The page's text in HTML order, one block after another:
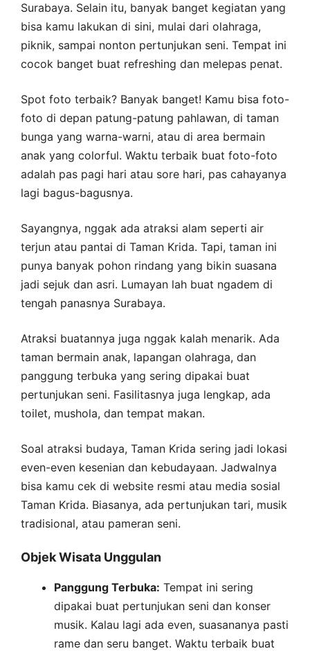
Surabaya. Selain itu, banyak banget kegiatan yang
bisa kamu lakukan di sini, mulai dari olahraga,
piknik, sampai nonton pertunjukan seni. Tempat ini
cocok banget buat refreshing dan melepas penat.
Spot foto terbaik? Banyak banget! Kamu bisa foto-
foto di depan patung-patung pahlawan, di taman
bunga yang warna-warni, atau di area bermain
anak yang colorful. Waktu terbaik buat foto-foto
adalah pas pagi hari atau sore hari, pas cahayanya
lagi bagus-bagusnya.
Sayangnya, nggak ada atraksi alam seperti air
terjun atau pantai di Taman Krida. Tapi, taman ini
punya banyak pohon rindang yang bikin suasana
jadi sejuk dan asri. Lumayan lah buat ngadem di
tengah panasnya Surabaya.
Atraksi buatannya juga nggak kalah menarik. Ada
taman bermain anak, lapangan olahraga, dan
panggung terbuka yang sering dipakai buat
pertunjukan seni. Fasilitasnya juga lengkap, ada
toilet, mushola, dan tempat makan.
Soal atraksi budaya, Taman Krida sering jadi lokasi
even-even kesenian dan kebudayaan. Jadwalnya
bisa kamu cek di website resmi atau media sosial
Taman Krida. Biasanya, ada pertunjukan tari, musik
tradisional, atau pameran seni.
Objek Wisata Unggulan
Panggung Terbuka: Tempat ini sering
dipakai buat pertunjukan seni dan konser
musik. Kalau lagi ada even, suasananya pasti
rame dan seru banget. Waktu terbaik buat